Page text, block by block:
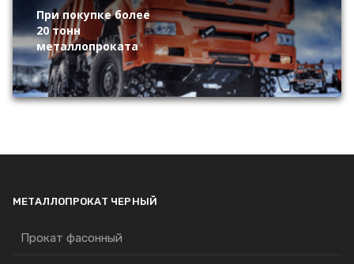
При покупке более
20 тонн
металлопроката
МЕТАЛЛОПРОКАТ ЧЕРНЫЙ
Прокат фасонный